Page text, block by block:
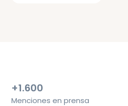
+1.600
Menciones en prensa